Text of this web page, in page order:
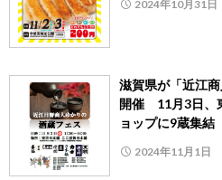
2024年10月31日
滋賀県が「近江
開催 11月3日、
ョップに9蔵集結
2024年11月1日